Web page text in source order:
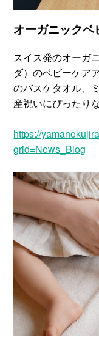
オーガニックベ
スイス発のオーガ
ダ）のベビーケア
のバスケタオル、
産祝いにぴったり
https://
grid=News_Blog